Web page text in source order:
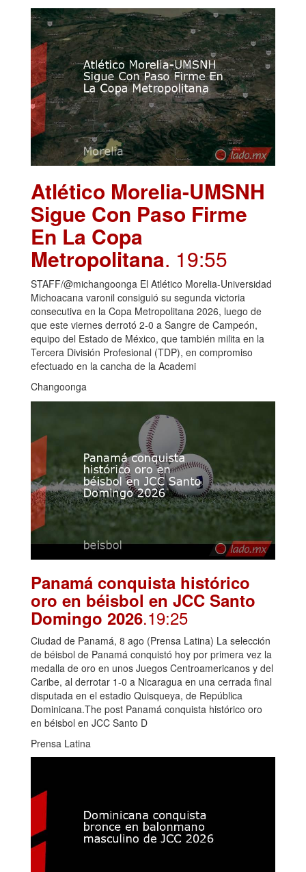
Atlético Morelia-UMSNH
Sigue Con Paso Firme
En La Copa
Metropolitana. 19:55
STAFF/@michangoonga El Atlético Morelia-Universidad
Michoacana varonil consiguió su segunda victoria
consecutiva en la Copa Metropolitana 2026, luego de
que este viernes derrotó 2-0 a Sangre de Campeón,
equipo del Estado de México, que también milita en la
Tercera División Profesional (TDP), en compromiso
efectuado en la cancha de la Academi
Changoonga
Panamá conquista histórico
oro en béisbol en JCC Santo
Domingo 2026.19:25
Ciudad de Panamá, 8 ago (Prensa Latina) La selección
de béisbol de Panamá conquistó hoy por primera vez la
medalla de oro en unos Juegos Centroamericanos y del
Caribe, al derrotar 1-0 a Nicaragua en una cerrada final
disputada en el estadio Quisqueya, de República
Dominicana.The post Panamá conquista histórico oro
en béisbol en JCC Santo D
Prensa Latina